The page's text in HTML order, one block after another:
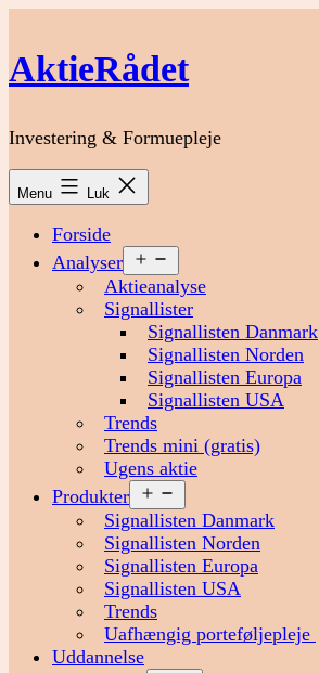
indhold
AktieRådet
Investering & Formuepleje
Menu Luk
Forside
Analyser
menu
Aktieanalyse
Signallister
Signallisten Danmark
Signallisten Norden
Signallisten Europa
Signallisten USA
Trends
Trends mini (gratis)
Ugens aktie
Produkter
menu
Signallisten Danmark
Signallisten Norden
Signallisten Europa
Signallisten USA
Trends
Uafhængig porteføljepleje
Uddannelse